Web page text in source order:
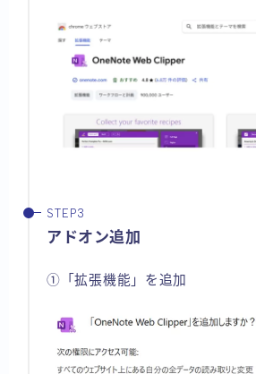
アドオン追加
①「拡張機能」を追加